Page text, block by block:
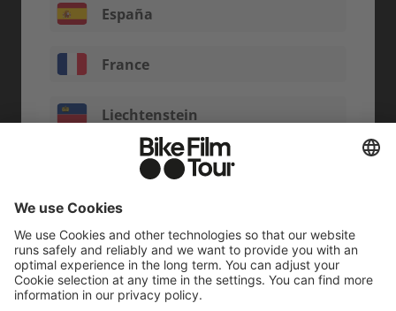
España
France
Liechtenstein
Luxemburg
Nederland
Österreich